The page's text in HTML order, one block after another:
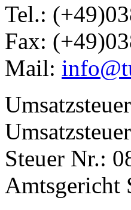
Tel.:
Fax:
Mail:
Steuer Nr.:
Amtsgericht